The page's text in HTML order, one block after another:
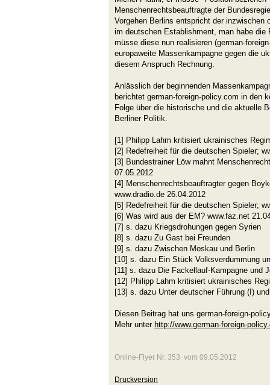
Menschenrechtsbeauftragte der
Vorgehen Berlins entspricht der inzwischen
im deutschen Establishment, man habe die
müsse diese nun realisieren (german-
europaweite Massenkampagne gegen die
diesem Anspruch Rechnung.
Anlässlich der beginnenden
berichtet german-foreign-policy.com in den
Folge über die historische und die aktuelle
Berliner Politik.
[1] Philipp Lahm kritisiert ukrainisches
[2] Redefreiheit für die deutschen Spieler;
[3] Bundestrainer Löw mahnt
07.05.2012
[4] Menschenrechtsbeauftragter gegen
www.dradio.de 26.04.2012
[5] Redefreiheit für die deutschen Spieler;
[6] Was wird aus der EM? www.faz.net
[7] s. dazu Kriegsdrohungen gegen Syrien
[8] s. dazu Zu Gast bei Freunden
[9] s. dazu Zwischen Moskau und Berlin
[10] s. dazu Ein Stück Volksverdummung
[11] s. dazu Die Fackellauf-Kampagne und
[12] Philipp Lahm kritisiert ukrainisches
[13] s. dazu Unter deutscher Führung (I)
Diesen Beitrag hat uns german-foreign-
Mehr unter http://www.german-foreign-
Online-Flyer Nr. 353 vom 09.05.2012
Druckversion